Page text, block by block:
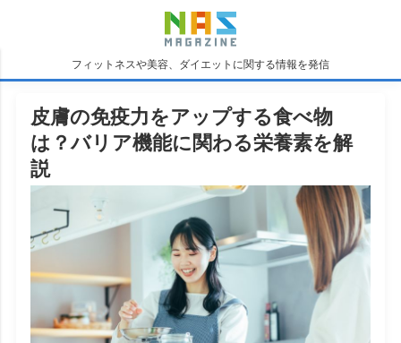
フィットネスや美容、ダイエットに関する情報を発信
皮膚の免疫力をアップする食べ物
は？バリア機能に関わる栄養素を解
説